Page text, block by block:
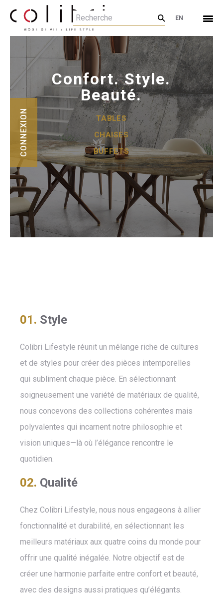
EN
CONNEXION
Confort. Style.
Beauté.
TABLES
CHAISES
BUFFETS
01. Style
Colibri Lifestyle réunit un mélange riche de cultures
et de styles pour créer des pièces intemporelles
qui subliment chaque pièce. En sélectionnant
soigneusement une variété de matériaux de qualité,
nous concevons des collections cohérentes mais
polyvalentes qui incarnent notre philosophie et
vision uniques—là où l’élégance rencontre le
quotidien.
02. Qualité
Chez Colibri Lifestyle, nous nous engageons à allier
fonctionnalité et durabilité, en sélectionnant les
meilleurs matériaux aux quatre coins du monde pour
offrir une qualité inégalée. Notre objectif est de
créer une harmonie parfaite entre confort et beauté,
avec des designs aussi pratiques qu’élégants.